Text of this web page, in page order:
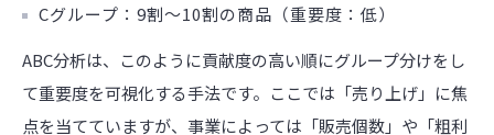
Cグループ：9割～10割の商品（重要度：低）
ABC分析は、このように貢献度の高い順にグループ分けをし
て重要度を可視化する手法です。ここでは「売り上げ」に焦
点を当てていますが、事業によっては「販売個数」や「粗利